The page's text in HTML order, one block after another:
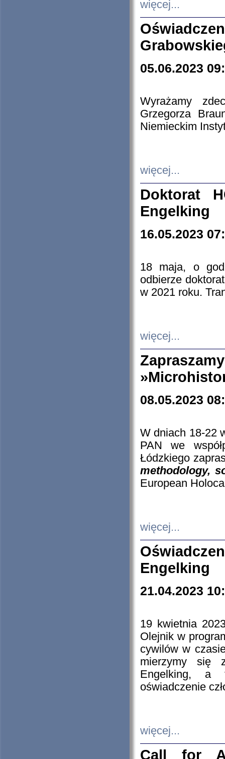
więcej...
05.06.2023
Wyrażamy
Grzegorza
Niemieckim
więcej...
Doktorat
Engelking
16.05.2023
18 maja, o
odbierze
w 2021 roku.
więcej...
08.05.2023
W dniach 18-22
PAN we
Łódzkiego
methodology,
European
więcej...
Engelking
21.04.2023
19 kwietnia
Olejnik w
cywilów w
mierzymy się
Engelking, a
oświadczenie
więcej...
Call for